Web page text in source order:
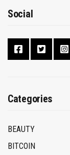
Social
Categories
BEAUTY
BITCOIN